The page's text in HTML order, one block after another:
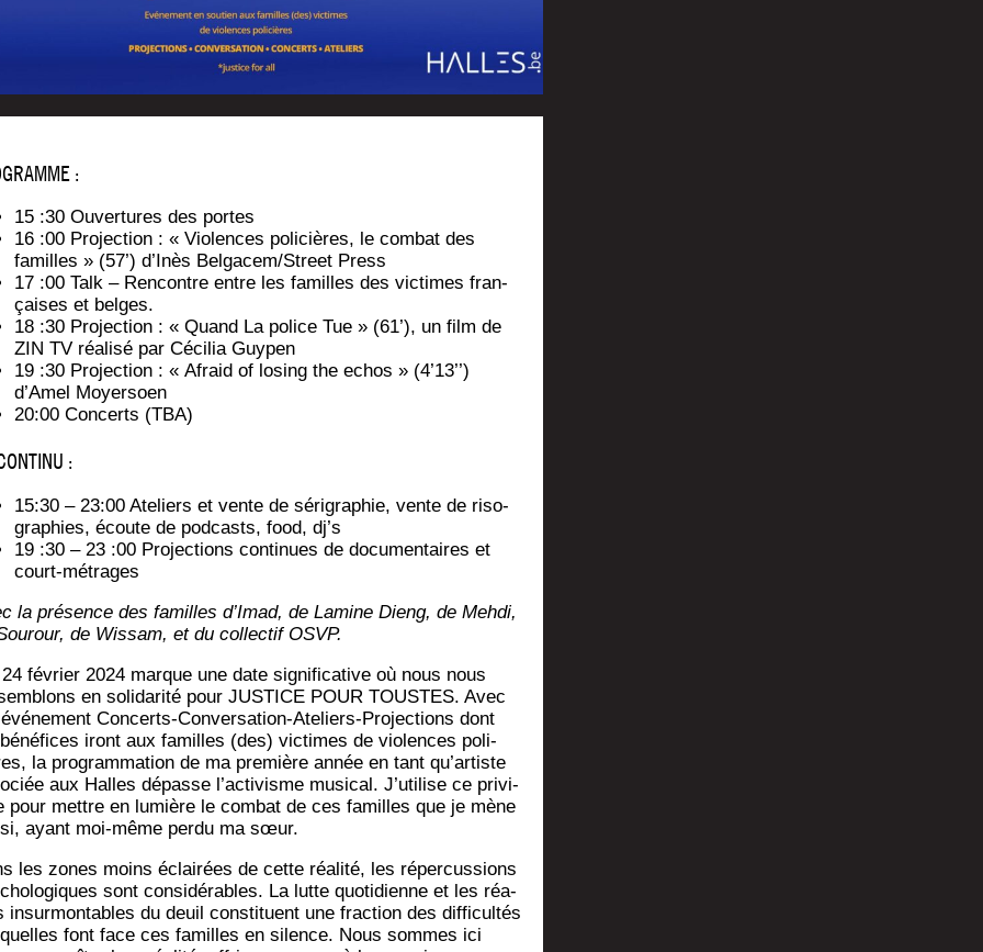
:
15 :30 Ouver­tures des portes
16 :00 Pro­jec­tion : « Vio­lences poli­cières, le com­bat des
familles » (57’) d’Inès Belgacem/Street Press
17 :00 Talk – Ren­contre entre les familles des vic­times fran­
çaises et belges.
18 :30 Pro­jec­tion : « Quand La police Tue » (61’), un film de
ZIN TV réa­li­sé par Céci­lia Guypen
19 :30 Pro­jec­tion : « Afraid of losing the echos » (4’13’’)
d’Amel Moyersoen
20:00 Concerts (TBA)
:
15:30 – 23:00 Ate­liers et vente de séri­gra­phie, vente de riso­
gra­phies, écoute de pod­casts, food, dj’s
19 :30 – 23 :00 Pro­jec­tions conti­nues de docu­men­taires et
court-métrages
la pré­sence des familles d’Imad, de Lamine Dieng, de Meh­di,
de Wis­sam, et du col­lec­tif OSVP.
24 février 2024 marque une date signi­fi­ca­tive où nous nous
en soli­da­ri­té pour JUSTICE POUR TOUSTES. Avec
Concerts-Conver­sa­tion-Ate­liers-Pro­jec­tions dont
iront aux familles (des) vic­times de vio­lences poli­
la pro­gram­ma­tion de ma pre­mière année en tant qu’ar­tiste
aux Halles dépasse l’ac­ti­visme musi­cal. J’u­ti­lise ce pri­vi­
pour mettre en lumière le com­bat de ces familles que je mène
ayant moi-même per­du ma sœur.
les zones moins éclai­rées de cette réa­li­té, les réper­cus­sions
sont consi­dé­rables. La lutte quo­ti­dienne et les réa­
insur­mon­tables du deuil consti­tuent une frac­tion des dif­fi­cul­tés
font face ces familles en silence. Nous sommes ici